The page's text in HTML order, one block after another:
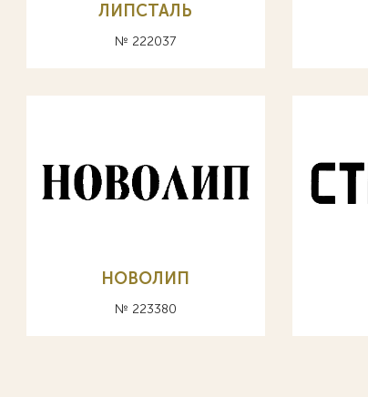
ЛИПСТАЛЬ
№ 222037
НОВОЛИП
№ 223380